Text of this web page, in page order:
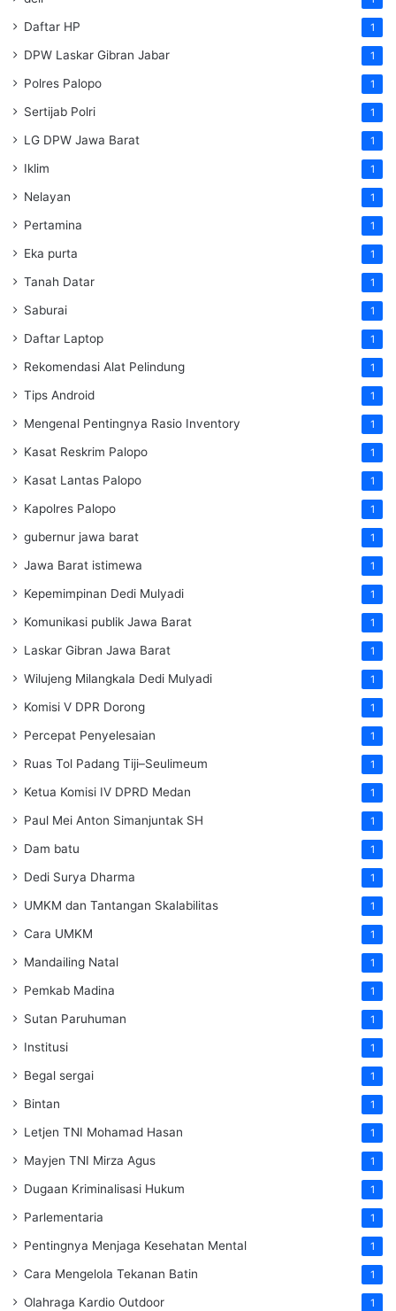
Daftar HP 1
DPW Laskar Gibran Jabar 1
Polres Palopo 1
Sertijab Polri 1
LG DPW Jawa Barat 1
Iklim 1
Nelayan 1
Pertamina 1
Eka purta 1
Tanah Datar 1
Saburai 1
Daftar Laptop 1
Rekomendasi Alat Pelindung 1
Tips Android 1
Mengenal Pentingnya Rasio Inventory 1
Kasat Reskrim Palopo 1
Kasat Lantas Palopo 1
Kapolres Palopo 1
gubernur jawa barat 1
Jawa Barat istimewa 1
Kepemimpinan Dedi Mulyadi 1
Komunikasi publik Jawa Barat 1
Laskar Gibran Jawa Barat 1
Wilujeng Milangkala Dedi Mulyadi 1
Komisi V DPR Dorong 1
Percepat Penyelesaian 1
Ruas Tol Padang Tiji–Seulimeum 1
Ketua Komisi IV DPRD Medan 1
Paul Mei Anton Simanjuntak SH 1
Dam batu 1
Dedi Surya Dharma 1
UMKM dan Tantangan Skalabilitas 1
Cara UMKM 1
Mandailing Natal 1
Pemkab Madina 1
Sutan Paruhuman 1
Institusi 1
Begal sergai 1
Bintan 1
Letjen TNI Mohamad Hasan 1
Mayjen TNI Mirza Agus 1
Dugaan Kriminalisasi Hukum 1
Parlementaria 1
Pentingnya Menjaga Kesehatan Mental 1
Cara Mengelola Tekanan Batin 1
Olahraga Kardio Outdoor 1